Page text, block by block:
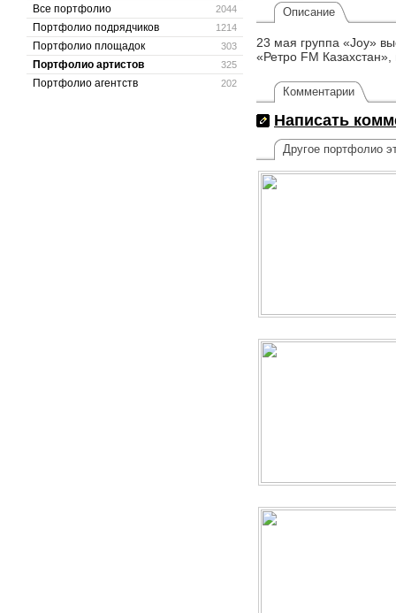
2044
Все портфолио
1214
Портфолио подрядчиков
303
Портфолио площадок
325
Портфолио артистов
202
Портфолио агентств
Описание
23 мая группа «Joy»
«Ретро FM
Комментарии
Написать
Другое портфолио